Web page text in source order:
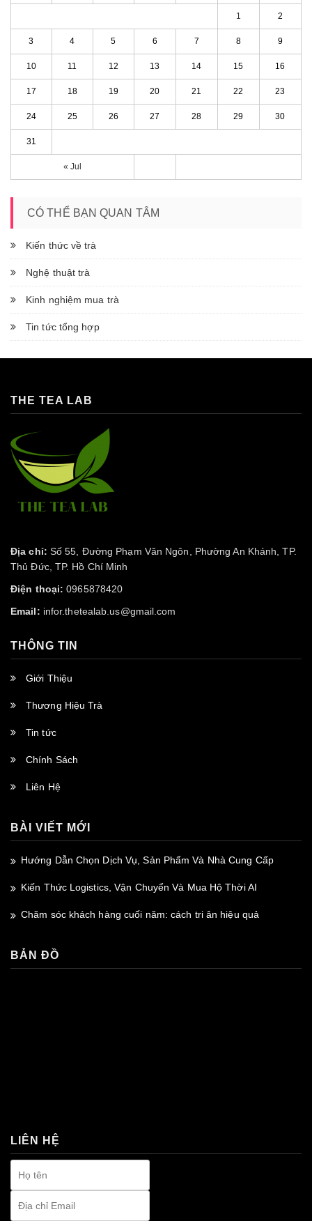
« Jul
1 2
3 4 5 6 7 8 9
10 11 12 13 14 15 16
17 18 19 20 21 22 23
24 25 26 27 28 29 30
31
CÓ THỂ BẠN QUAN TÂM
Kiến thức về trà
Nghệ thuật trà
Kinh nghiệm mua trà
Tin tức tổng hợp
THE TEA LAB
Địa chỉ: Số 55, Đường Phạm Văn Ngôn, Phường An Khánh, TP.
Thủ Đức, TP. Hồ Chí Minh
Điện thoại: 0965878420
Email: infor.thetealab.us@gmail.com
THÔNG TIN
Giới Thiệu
Thương Hiệu Trà
Tin tức
Chính Sách
Liên Hệ
BÀI VIẾT MỚI
Hướng Dẫn Chọn Dịch Vụ, Sản Phẩm Và Nhà Cung Cấp
Kiến Thức Logistics, Vận Chuyển Và Mua Hộ Thời AI
Chăm sóc khách hàng cuối năm: cách tri ân hiệu quả
BẢN ĐỒ
LIÊN HỆ